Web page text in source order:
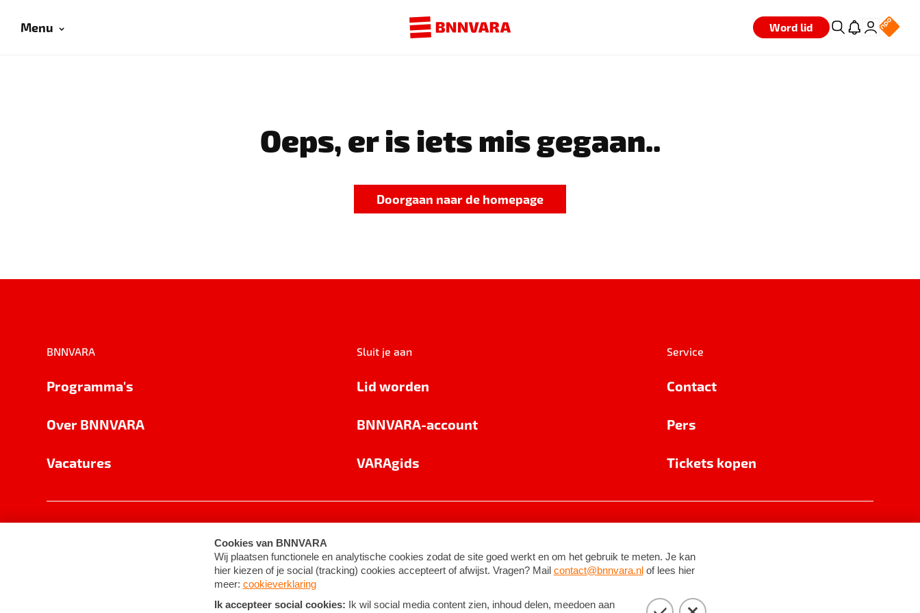
Menu Word lid
Oeps, er is iets mis gegaan..
Doorgaan naar de homepage
BNNVARA
Programma's
Over BNNVARA
Vacatures
Sluit je aan
Lid worden
BNNVARA-account
VARAgids
Service
Contact
Pers
Tickets kopen
Cookie-instellingen Algemene voorwaarden ©2026BNNVARA